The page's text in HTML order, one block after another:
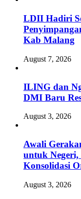
LDII Hadiri
Kab Malang
August 7, 2026
ILING dan
DMI Baru
August 3, 2026
Awali
untuk
Konsolidasi
August 3, 2026